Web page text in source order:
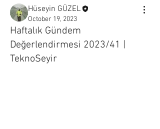
Hüseyin GÜZEL
October 19, 2023
Haftalık Gündem
Değerlendirmesi 2023/41 |
TeknoSeyir